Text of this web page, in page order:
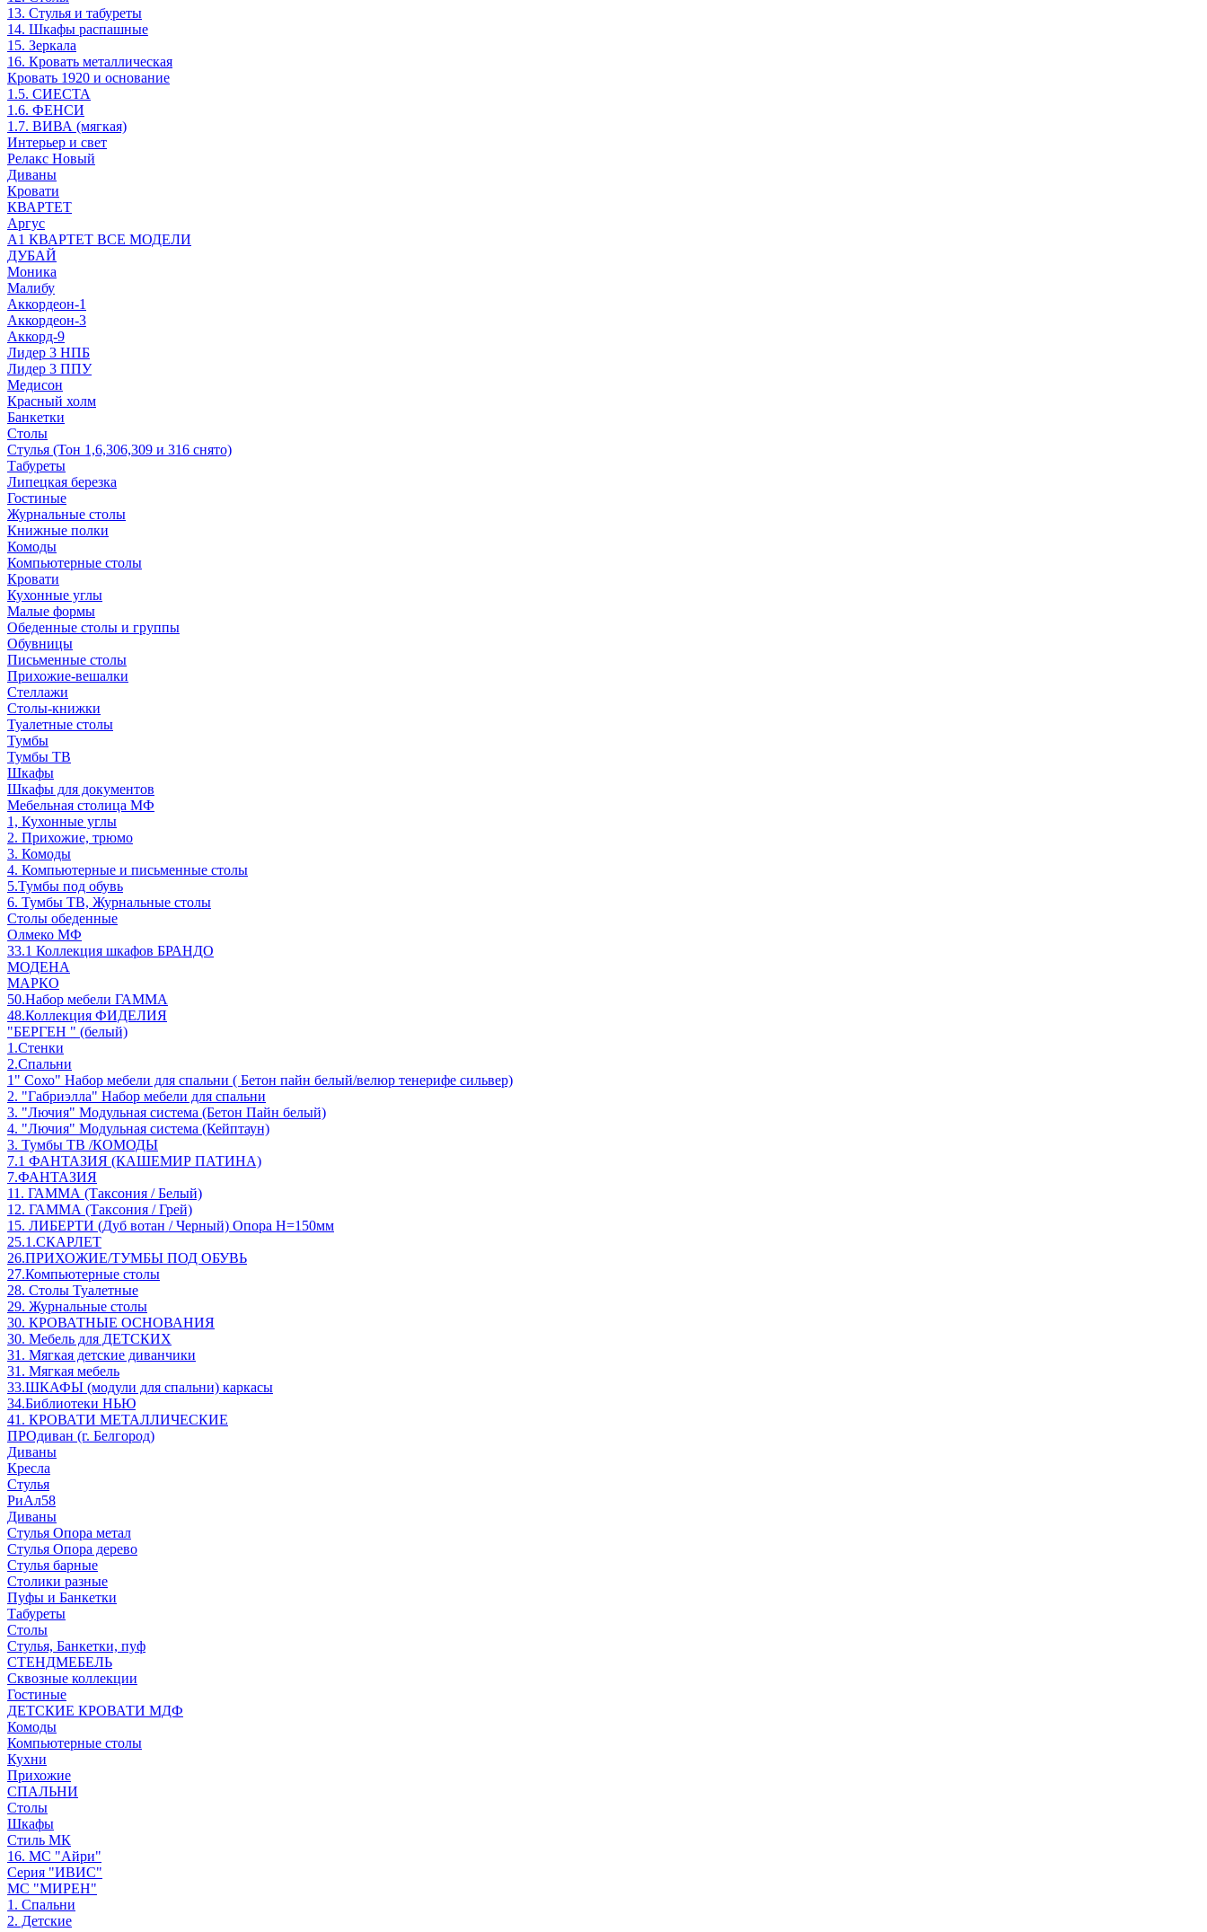
13. Стулья и табуреты
14. Шкафы распашные
15. Зеркала
16. Кровать металлическая
Кровать 1920 и основание
1.5. СИЕСТА
1.6. ФЕНСИ
1.7. ВИВА (мягкая)
Интерьер и свет
Релакс Новый
Диваны
Кровати
КВАРТЕТ
Аргус
А1 КВАРТЕТ ВСЕ МОДЕЛИ
ДУБАЙ
Моника
Малибу
Аккордеон-1
Аккордеон-3
Аккорд-9
Лидер 3 НПБ
Лидер 3 ППУ
Медисон
Красный холм
Банкетки
Столы
Стулья (Тон 1,6,306,309 и 316 снято)
Табуреты
Липецкая березка
Гостиные
Журнальные столы
Книжные полки
Комоды
Компьютерные столы
Кровати
Кухонные углы
Малые формы
Обеденные столы и группы
Обувницы
Письменные столы
Прихожие-вешалки
Стеллажи
Столы-книжки
Туалетные столы
Тумбы
Тумбы ТВ
Шкафы
Шкафы для документов
Мебельная столица МФ
1, Кухонные углы
2. Прихожие, трюмо
3. Комоды
4. Компьютерные и письменные столы
5.Тумбы под обувь
6. Тумбы ТВ, Журнальные столы
Столы обеденные
Олмеко МФ
33.1 Коллекция шкафов БРАНДО
МОДЕНА
МАРКО
50.Набор мебели ГАММА
48.Коллекция ФИДЕЛИЯ
"БЕРГЕН " (белый)
1.Стенки
2.Спальни
1" Сохо" Набор мебели для спальни ( Бетон пайн белый/велюр тенерифе сильвер)
2. "Габриэлла" Набор мебели для спальни
3. "Лючия" Модульная система (Бетон Пайн белый)
4. "Лючия" Модульная система (Кейптаун)
3. Тумбы ТВ /КОМОДЫ
7.1 ФАНТАЗИЯ (КАШЕМИР ПАТИНА)
7.ФАНТАЗИЯ
11. ГАММА (Таксония / Белый)
12. ГАММА (Таксония / Грей)
15. ЛИБЕРТИ (Дуб вотан / Черный) Опора Н=150мм
25.1.СКАРЛЕТ
26.ПРИХОЖИЕ/ТУМБЫ ПОД ОБУВЬ
27.Компьютерные столы
28. Столы Туалетные
29. Журнальные столы
30. КРОВАТНЫЕ ОСНОВАНИЯ
30. Мебель для ДЕТСКИХ
31. Мягкая детские диванчики
31. Мягкая мебель
33.ШКАФЫ (модули для спальни) каркасы
34.Библиотеки НЬЮ
41. КРОВАТИ МЕТАЛЛИЧЕСКИЕ
ПРОдиван (г. Белгород)
Диваны
Кресла
Стулья
РиАл58
Диваны
Стулья Опора метал
Стулья Опора дерево
Стулья барные
Столики разные
Пуфы и Банкетки
Табуреты
Столы
Стулья, Банкетки, пуф
СТЕНДМЕБЕЛЬ
Сквозные коллекции
Гостиные
ДЕТСКИЕ КРОВАТИ МДФ
Комоды
Компьютерные столы
Кухни
Прихожие
СПАЛЬНИ
Столы
Шкафы
Стиль МК
16. МС "Айри"
Серия "ИВИС"
МС "МИРЕН"
1. Спальни
2. Детские